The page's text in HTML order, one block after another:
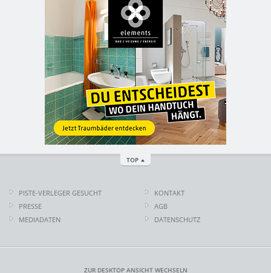
TOP
PISTE-VERLEGER GESUCHT
PRESSE
MEDIADATEN
KONTAKT
AGB
DATENSCHUTZ
ZUR DESKTOP ANSICHT WECHSELN